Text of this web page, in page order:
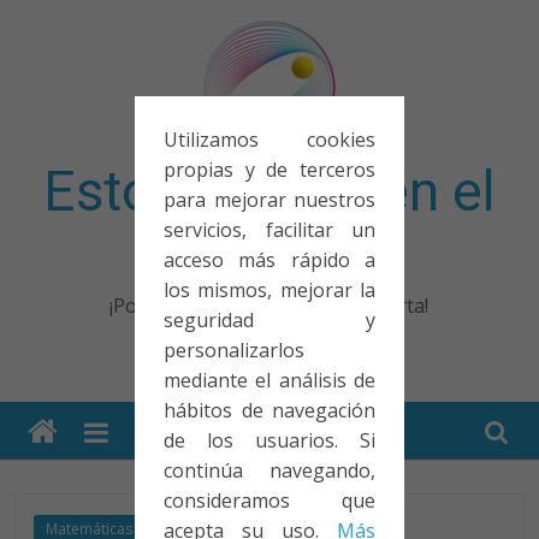
Utilizamos cookies
propias y de terceros
para mejorar nuestros
servicios, facilitar un
acceso más rápido a
los mismos, mejorar la
seguridad y
personalizarlos
mediante el análisis de
hábitos de navegación
de los usuarios. Si
continúa navegando,
consideramos que
acepta su uso. Más
Esto no entra en el
examen
¡Porque no solo el examen importa!
Matemáticas Qué guapo!